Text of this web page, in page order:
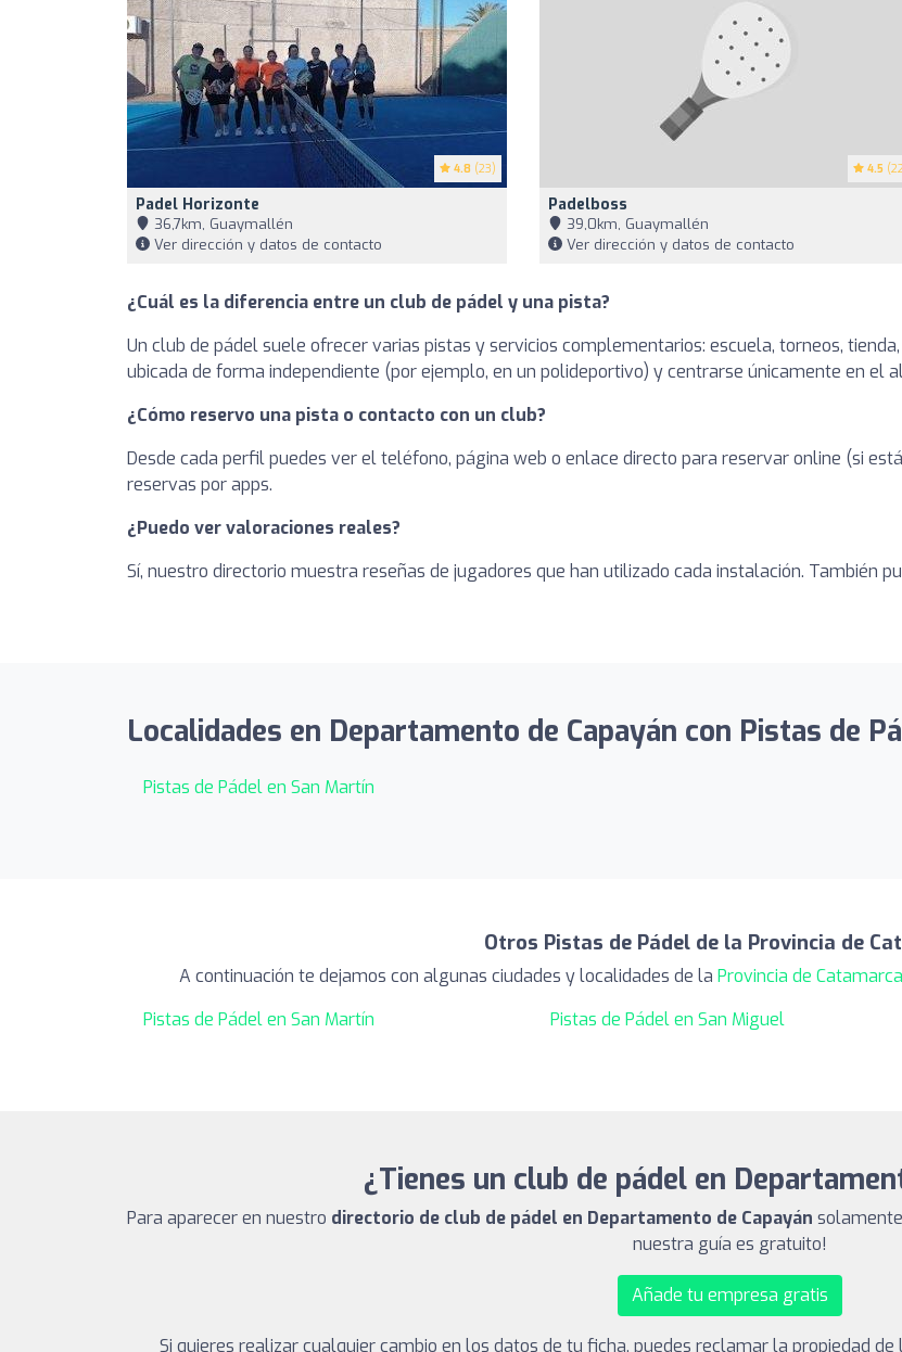
4.8 (23)
Padel Horizonte
36,7km, Guaymallén
Ver dirección y datos de contacto
4.5
Padelboss
39,0km, Guaymallén
Ver dirección y datos de contacto
¿Cuál es la diferencia entre un club de pádel y una pista?
Un club de pádel suele ofrecer varias pistas y servicios complementarios: escuela, torneos,
ubicada de forma independiente (por ejemplo, en un polideportivo) y centrarse únicamente en el
¿Cómo reservo una pista o contacto con un club?
Desde cada perfil puedes ver el teléfono, página web o enlace directo para reservar online (si
reservas por apps.
¿Puedo ver valoraciones reales?
Sí, nuestro directorio muestra reseñas de jugadores que han utilizado cada instalación. También
Localidades en Departamento de Capayán con Pistas de
Pistas de Pádel en San Martín
Otros Pistas de Pádel de la Provincia de
A continuación te dejamos con algunas ciudades y localidades de la Provincia de Catamarca
Pistas de Pádel en San Martín
Pistas de Pádel en San Miguel
¿Tienes un club de pádel en
Para aparecer en nuestro directorio de club de pádel en Departamento de Capayán
nuestra guía es gratuito!
Añade tu empresa gratis
Si quieres realizar cualquier cambio en los datos de tu ficha, puedes reclamar la propiedad